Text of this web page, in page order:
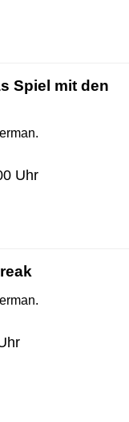
Spiel mit den
Uhr